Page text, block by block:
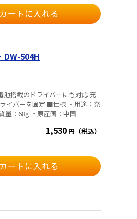
DW-504H
搭載のドライバーにも対応 充
■仕様 ・用途：充
量：68g ・原産国：中国
1,530 円（税込）